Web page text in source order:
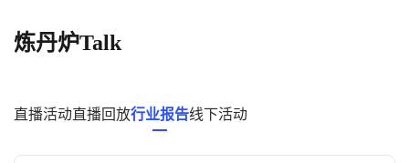
数据中心
消费者说
解决方案
炼丹炉Talk
直播活动直播回放行业报告线下活动